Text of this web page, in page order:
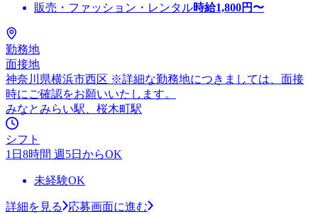
販売・ファッション・レンタル時給1,800円〜
勤務地
面接地
神奈川県横浜市西区 ※詳細な勤務地につきましては、面接
時にご確認をお願いいたします。
みなとみらい駅、桜木町駅
シフト
1日8時間 週5日からOK
未経験OK
詳細を見る
応募画面に進む